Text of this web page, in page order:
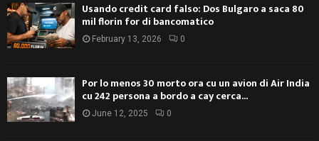
Usando credit card falso: Dos Bulgaro a saca 80
mil florin for di bancomatico
February 13, 2026 0
Por lo menos 30 morto ora cu un avion di Air India
cu 242 persona a bordo a cay cerca...
June 12, 2025 0